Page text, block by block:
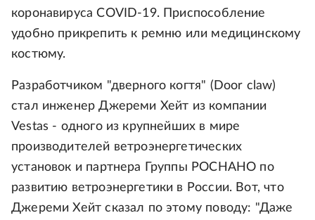
коронавируса COVID-19. Приспособление
удобно прикрепить к ремню или медицинскому
костюму.
Разработчиком "дверного когтя" (Door claw)
стал инженер Джереми Хейт из компании
Vestas - одного из крупнейших в мире
производителей ветроэнергетических
установок и партнера Группы РОСНАНО по
развитию ветроэнергетики в России. Вот, что
Джереми Хейт сказал по этому поводу: "Даже